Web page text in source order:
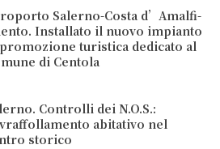
Salerno-Costa d’Amalfi-
Installato il nuovo impianto
turistica dedicato al
di Centola
Controlli dei N.O.S.:
abitativo nel
storico